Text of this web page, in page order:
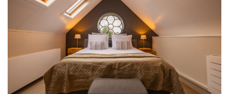
Drinken
Recreatief
Winkels